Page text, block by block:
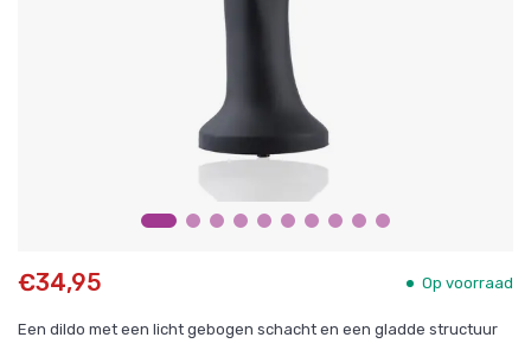
€34,95 Op voorraad
Een dildo met een licht gebogen schacht en een gladde structuur